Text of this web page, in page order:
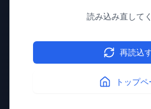
読み込み直して
再読込
トップ